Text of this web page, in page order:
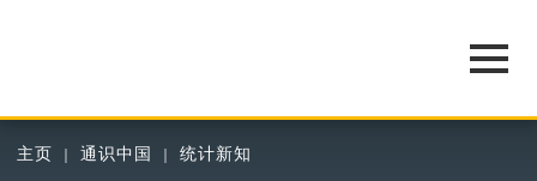
主页 通识中国 统计新知